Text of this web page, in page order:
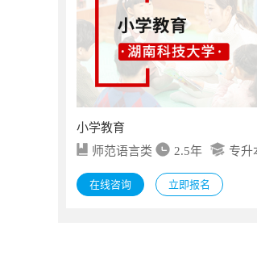
小学教育
师范语言类
2.5年 专升
在线咨询 立即报名